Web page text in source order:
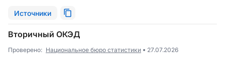
Источники
Вторичный ОКЭД
Проверено: Национальное бюро статистики 27.07.2026